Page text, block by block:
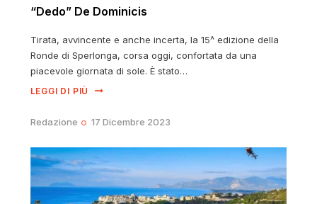
“Dedo” De Dominicis
Tirata, avvincente e anche incerta, la 15^ edizione della
Ronde di Sperlonga, corsa oggi, confortata da una
piacevole giornata di sole. È stato…
LEGGI DI PIÙ
Redazione 17 Dicembre 2023